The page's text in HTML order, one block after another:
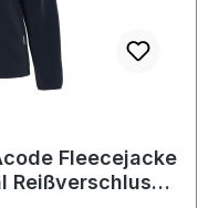
Fleecejacke
Reißverschluss